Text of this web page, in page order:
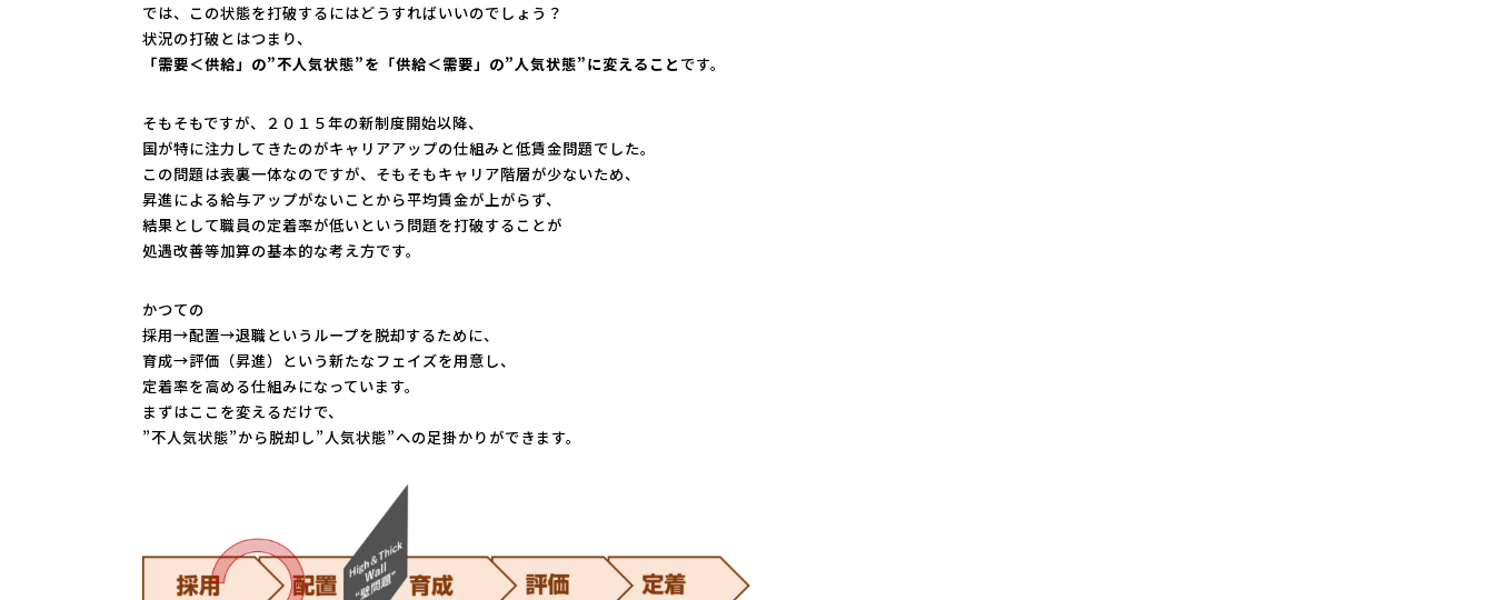
では、この状態を打破するにはどうすればいいのでしょう？
状況の打破とはつまり、
「需要＜供給」の”不人気状態”を「供給＜需要」の”人気状態”に変えることです。
そもそもですが、２０１５年の新制度開始以降、
国が特に注力してきたのがキャリアアップの仕組みと低賃金問題でした。
この問題は表裏一体なのですが、そもそもキャリア階層が少ないため、
昇進による給与アップがないことから平均賃金が上がらず、
結果として職員の定着率が低いという問題を打破することが
処遇改善等加算の基本的な考え方です。
かつての
採用→配置→退職というループを脱却するために、
育成→評価（昇進）という新たなフェイズを用意し、
定着率を高める仕組みになっています。
まずはここを変えるだけで、
”不人気状態”から脱却し”人気状態”への足掛かりができます。